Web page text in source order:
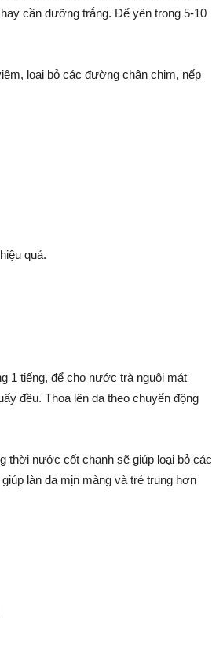
cần dưỡng trắng. Để yên trong 5-10
loại bỏ các đường chân chim, nếp
hiệu quả.
1 tiếng, để cho nước trà nguội mát
đều. Thoa lên da theo chuyển động
thời nước cốt chanh sẽ giúp loại bỏ các
làn da mịn màng và trẻ trung hơn